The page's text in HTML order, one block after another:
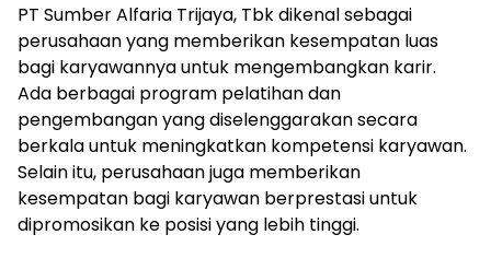
PT Sumber Alfaria Trijaya, Tbk dikenal sebagai
perusahaan yang memberikan kesempatan luas
bagi karyawannya untuk mengembangkan karir.
Ada berbagai program pelatihan dan
pengembangan yang diselenggarakan secara
berkala untuk meningkatkan kompetensi karyawan.
Selain itu, perusahaan juga memberikan
kesempatan bagi karyawan berprestasi untuk
dipromosikan ke posisi yang lebih tinggi.